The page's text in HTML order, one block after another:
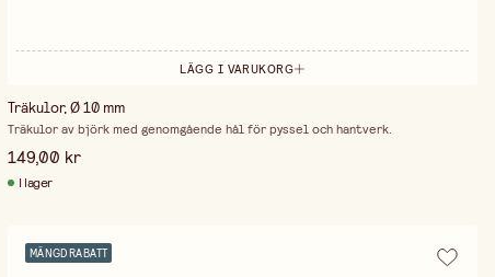
LÄGG I VARUKORG
Träkulor, Ø 10 mm
Träkulor av björk med genomgående hål för pyssel och hantverk.
149,00 kr
I lager
MÄNGDRABATT